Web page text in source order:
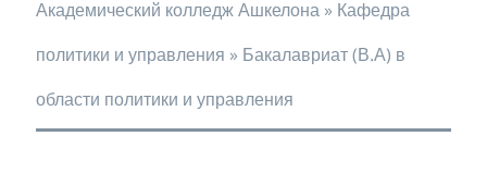
Академический колледж Ашкелона» Кафедра
политики и управления » Бакалавриат (В.А) в
области политики и управления